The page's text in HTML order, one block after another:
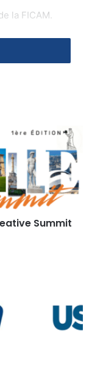
la FICAM.
Summit